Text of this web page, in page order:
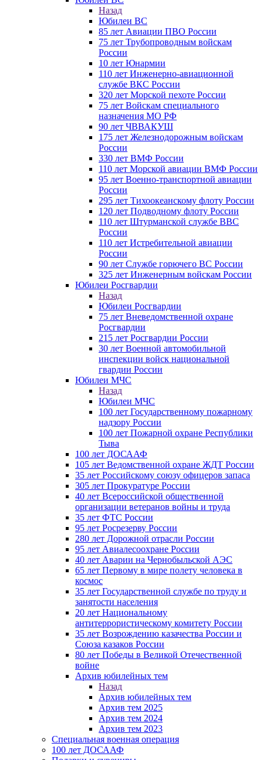
Назад
Юбилеи ВС
85 лет Авиации ПВО России
75 лет Трубопроводным войскам
России
10 лет Юнармии
110 лет Инженерно-авиационной
службе ВКС России
320 лет Морской пехоте России
75 лет Войскам специального
назначения МО РФ
90 лет ЧВВАКУШ
175 лет Железнодорожным войскам
России
330 лет ВМФ России
110 лет Морской авиации ВМФ России
95 лет Военно-транспортной авиации
России
295 лет Тихоокеанскому флоту России
120 лет Подводному флоту России
110 лет Штурманской службе ВВС
России
110 лет Истребительной авиации
России
90 лет Службе горючего ВС России
325 лет Инженерным войскам России
Юбилеи Росгвардии
Назад
Юбилеи Росгвардии
75 лет Вневедомственной охране
Росгвардии
215 лет Росгвардии России
30 лет Военной автомобильной
инспекции войск национальной
гвардии России
Юбилеи МЧС
Назад
Юбилеи МЧС
100 лет Государственному пожарному
надзору России
100 лет Пожарной охране Республики
Тыва
100 лет ДОСААФ
105 лет Ведомственной охране ЖДТ России
35 лет Российскому союзу офицеров запаса
305 лет Прокуратуре России
40 лет Всероссийской общественной
организации ветеранов войны и труда
35 лет ФТС России
95 лет Росрезерву России
280 лет Дорожной отрасли России
95 лет Авиалесоохране России
40 лет Аварии на Чернобыльской АЭС
65 лет Первому в мире полету человека в
космос
35 лет Государственной службе по труду и
занятости населения
20 лет Национальному
антитеррористическому комитету России
35 лет Возрождению казачества России и
Союза казаков России
80 лет Победы в Великой Отечественной
войне
Архив юбилейных тем
Назад
Архив юбилейных тем
Архив тем 2025
Архив тем 2024
Архив тем 2023
Специальная военная операция
100 лет ДОСААФ